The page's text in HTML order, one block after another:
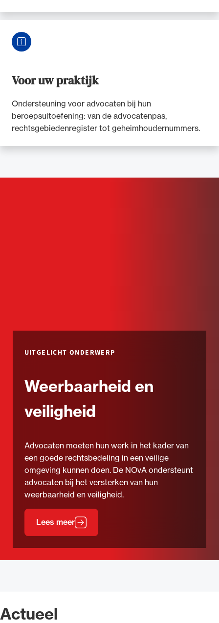
Voor uw praktijk
Ondersteuning voor advocaten bij hun
beroepsuitoefening: van de advocatenpas,
rechtsgebiedenregister tot geheimhoudernummers.
Weerbaarheid en
veiligheid
UITGELICHT ONDERWERP
Advocaten moeten hun werk in het kader van
een goede rechtsbedeling in een veilige
omgeving kunnen doen. De NOvA ondersteunt
advocaten bij het versterken van hun
weerbaarheid en veiligheid.
Lees meerLees meer over Weerbaarheid en veiligheid
Actueel